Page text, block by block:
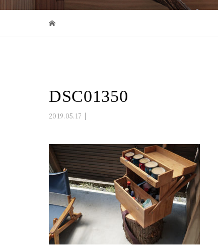
DSC01350
2019.05.17